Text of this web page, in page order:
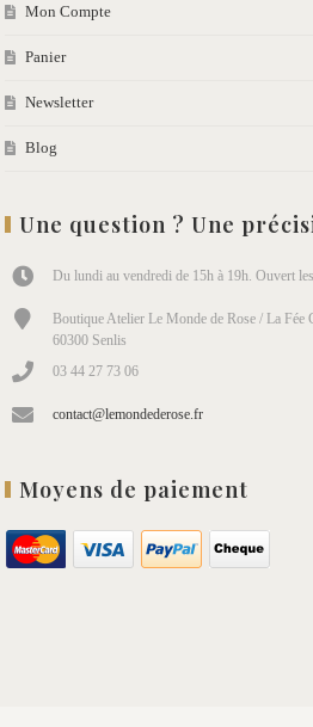
Mon Compte
Panier
Newsletter
Blog
Une question ? Une
Du lundi au vendredi de 15h à 19h. Ouvert
Boutique Atelier Le Monde de Rose / La Fée
60300 Senlis
03 44 27 73 06
contact@lemondederose.fr
Moyens de paiement